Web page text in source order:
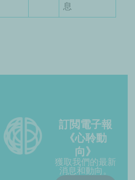
息
訂閲電子報
《心聆動
向》
獲取我們的最新
消息和動向。